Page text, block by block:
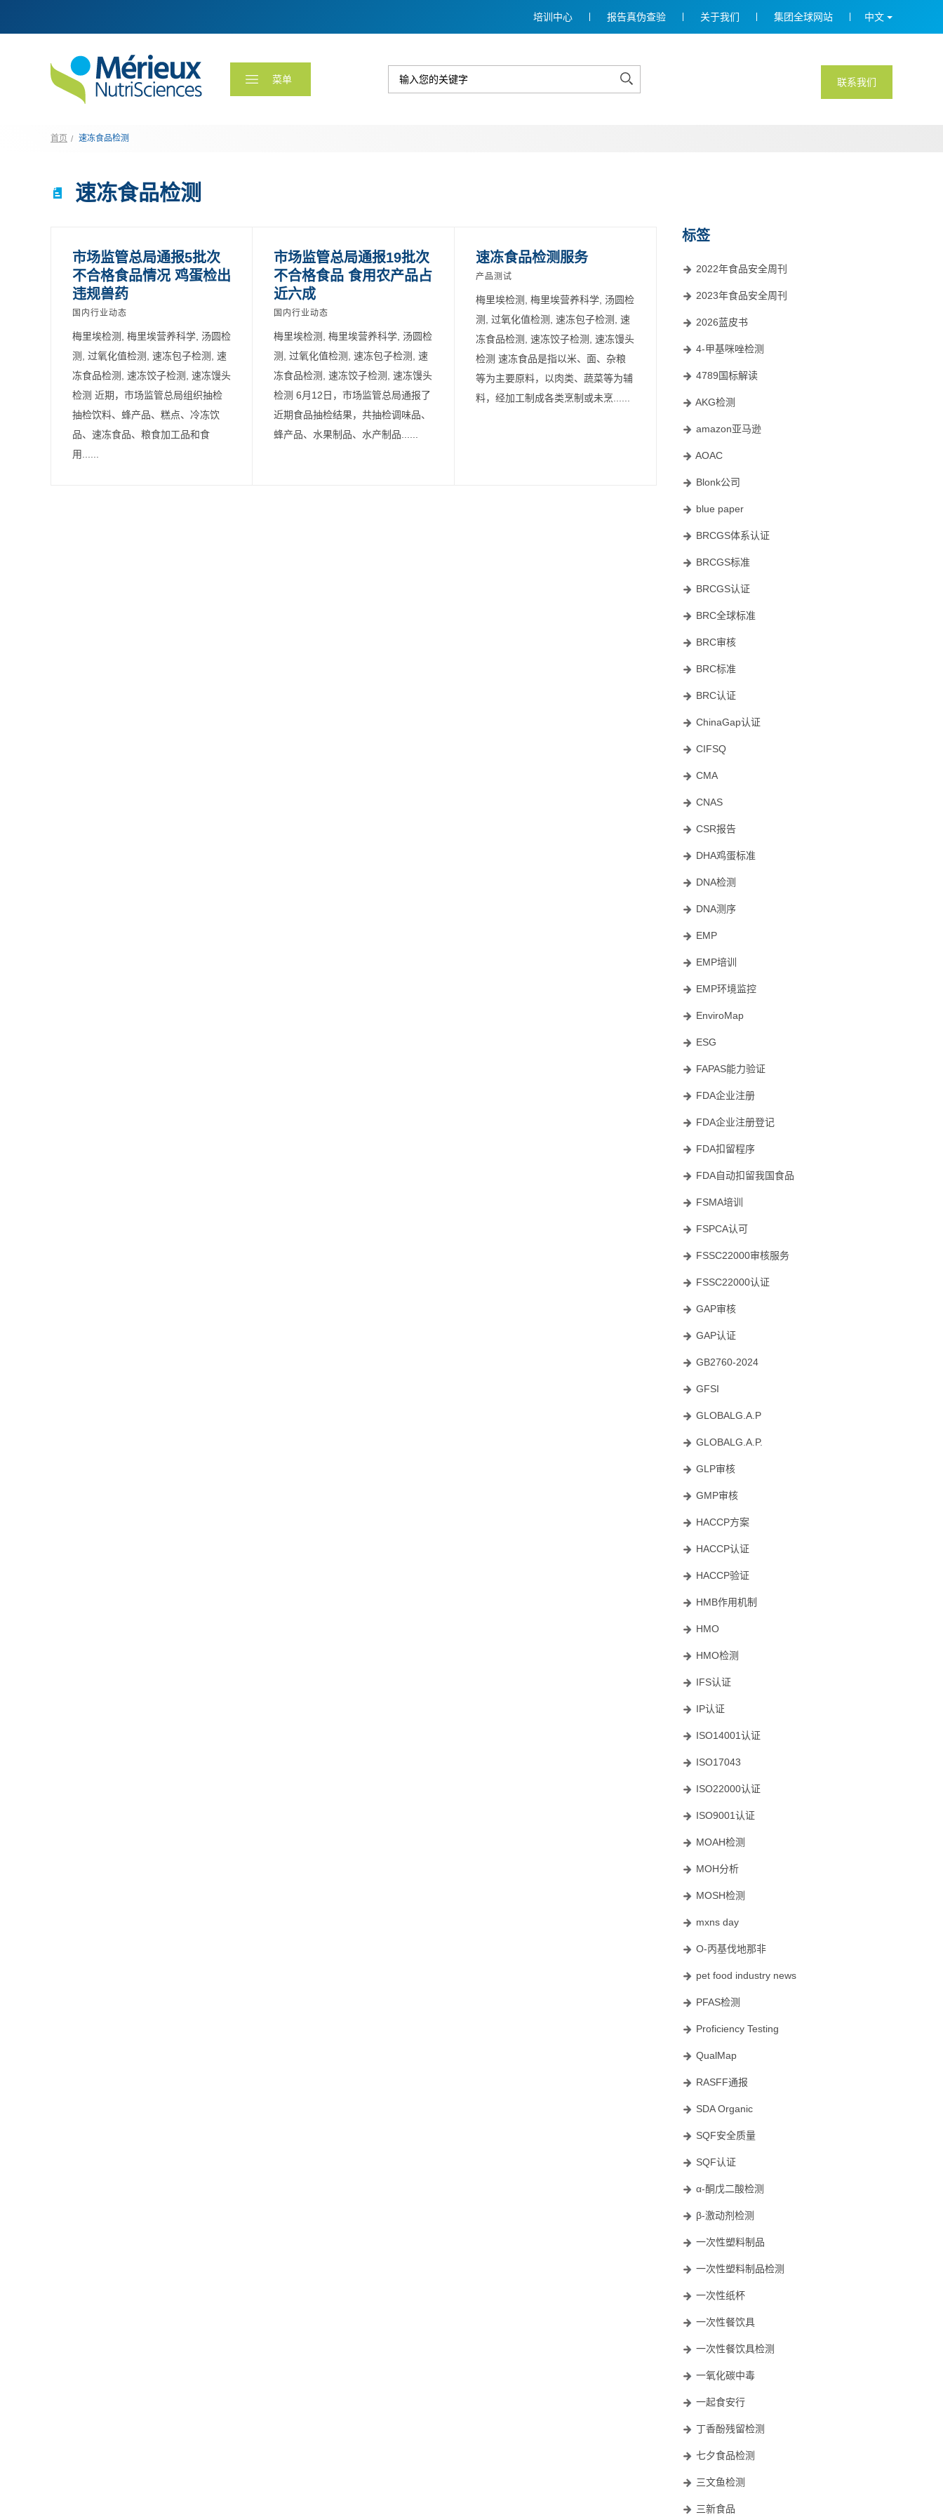
中文
培训中心 报告真伪查验 关于我们 集团全球网站
菜单 联系我们
首页 速冻食品检测
速冻食品检测
市场监管总局通报5批次
不合格食品情况 鸡蛋检出
违规兽药
国内行业动态
梅里埃检测, 梅里埃营养科学, 汤圆检
测, 过氧化值检测, 速冻包子检测, 速
冻食品检测, 速冻饺子检测, 速冻馒头
检测 近期，市场监管总局组织抽检
抽检饮料、蜂产品、糕点、冷冻饮
品、速冻食品、粮食加工品和食
用......
市场监管总局通报19批次
不合格食品 食用农产品占
近六成
国内行业动态
梅里埃检测, 梅里埃营养科学, 汤圆检
测, 过氧化值检测, 速冻包子检测, 速
冻食品检测, 速冻饺子检测, 速冻馒头
检测 6月12日，市场监管总局通报了
近期食品抽检结果，共抽检调味品、
蜂产品、水果制品、水产制品......
速冻食品检测服务
产品测试
梅里埃检测, 梅里埃营养科学, 汤圆检
测, 过氧化值检测, 速冻包子检测, 速
冻食品检测, 速冻饺子检测, 速冻馒头
检测 速冻食品是指以米、面、杂粮
等为主要原料，以肉类、蔬菜等为辅
料，经加工制成各类烹制或未烹......
标签
2022年食品安全周刊
2023年食品安全周刊
2026蓝皮书
4-甲基咪唑检测
4789国标解读
AKG检测
amazon亚马逊
AOAC
Blonk公司
blue paper
BRCGS体系认证
BRCGS标准
BRCGS认证
BRC全球标准
BRC审核
BRC标准
BRC认证
ChinaGap认证
CIFSQ
CMA
CNAS
CSR报告
DHA鸡蛋标准
DNA检测
DNA测序
EMP
EMP培训
EMP环境监控
EnviroMap
ESG
FAPAS能力验证
FDA企业注册
FDA企业注册登记
FDA扣留程序
FDA自动扣留我国食品
FSMA培训
FSPCA认可
FSSC22000审核服务
FSSC22000认证
GAP审核
GAP认证
GB2760-2024
GFSI
GLOBALG.A.P
GLOBALG.A.P.
GLP审核
GMP审核
HACCP方案
HACCP认证
HACCP验证
HMB作用机制
HMO
HMO检测
IFS认证
IP认证
ISO14001认证
ISO17043
ISO22000认证
ISO9001认证
MOAH检测
MOH分析
MOSH检测
mxns day
O-丙基伐地那非
pet food industry news
PFAS检测
Proficiency Testing
QualMap
RASFF通报
SDA Organic
SQF安全质量
SQF认证
α-酮戊二酸检测
β-激动剂检测
一次性塑料制品
一次性塑料制品检测
一次性纸杯
一次性餐饮具
一次性餐饮具检测
一氧化碳中毒
一起食安行
丁香酚残留检测
七夕食品检测
三文鱼检测
三新食品